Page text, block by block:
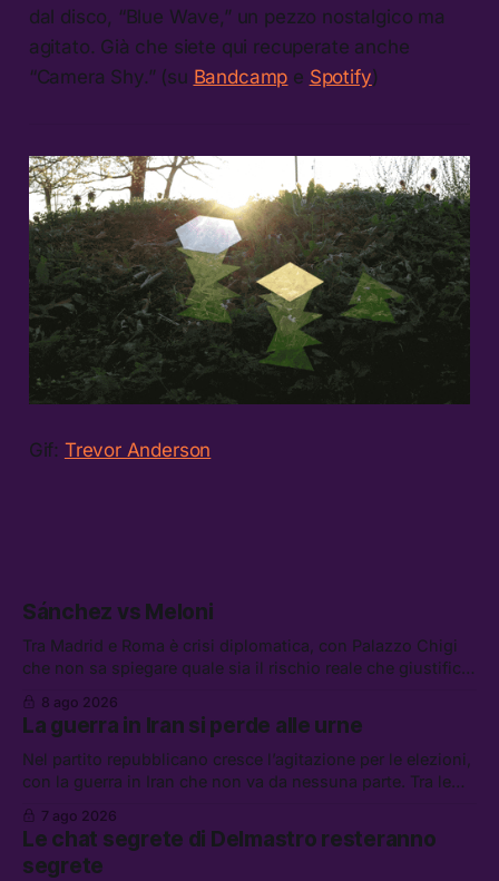
dal disco, “Blue Wave,” un pezzo nostalgico ma
agitato. Già che siete qui recuperate anche
“Camera Shy.” (su Bandcamp e Spotify)
Gif: Trevor Anderson
Sánchez vs Meloni
Tra Madrid e Roma è crisi diplomatica, con Palazzo Chigi
che non sa spiegare quale sia il rischio reale che giustifica
la sospensione di Schengen. Tra le altre notizie: l’accordo
di difesa tra Arabia Saudita, Pakistan e Turchia, la crisi del
carburante irregolare, e un altro caso di IA ribelle
8 ago 2026
La guerra in Iran si perde alle urne
Nel partito repubblicano cresce l’agitazione per le elezioni,
con la guerra in Iran che non va da nessuna parte. Tra le
altre notizie: due alti dirigenti del Mossad hanno perso il
lavoro, Schlein prova a mettere in sicurezza la coalizione, e
che cos’è lo “Spiralismo,” la religione degli agenti IA
7 ago 2026
Le chat segrete di Delmastro resteranno
segrete